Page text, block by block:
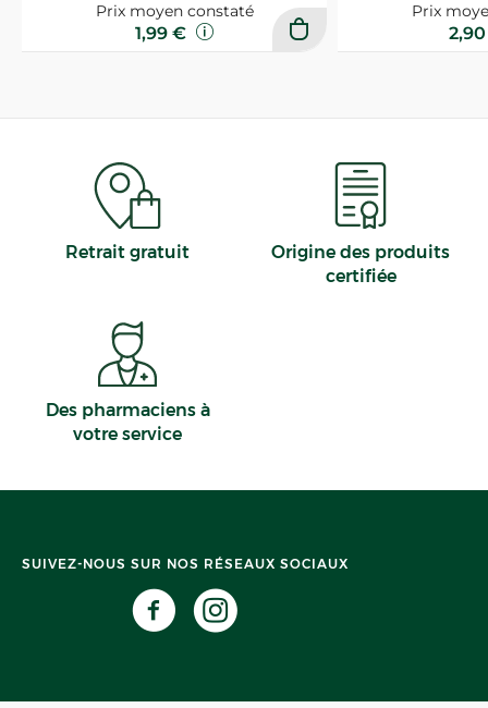
Prix moyen constaté
1,99 €
Prix
Retrait gratuit
Origine des produits
certifiée
Des pharmaciens à
votre service
SUIVEZ-NOUS SUR NOS RÉSEAUX SOCIAUX